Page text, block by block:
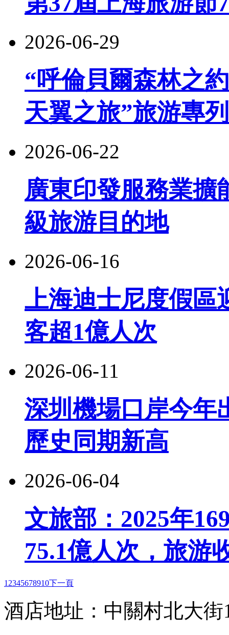
2026-06-29
“呼倫貝爾森林之
天翼之旅”旅游專
2026-06-22
廣東印發服務業擴
級旅游目的地
2026-06-16
上海迪士尼度假區
客超1億人次
2026-06-11
深圳機場口岸今年
歷史同期新高
2026-06-04
文旅部：2025年
75.1億人次，旅游
1 2345678910下一頁
酒店地址：中關村北大